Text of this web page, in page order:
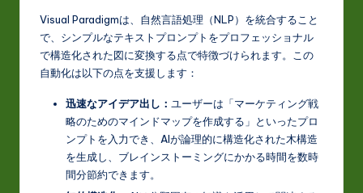
Visual Paradigmは、自然言語処理（NLP）を統合すること
で、シンプルなテキストプロンプトをプロフェッショナル
で構造化された図に変換する点で特徴づけられます。この
自動化は以下の点を支援します：
迅速なアイデア出し： ユーザーは「マーケティング戦
略のためのマインドマップを作成する」といったプロ
ンプトを入力でき、AIが論理的に構造化された木構造
を生成し、ブレインストーミングにかかる時間を数時
間分節約できます。